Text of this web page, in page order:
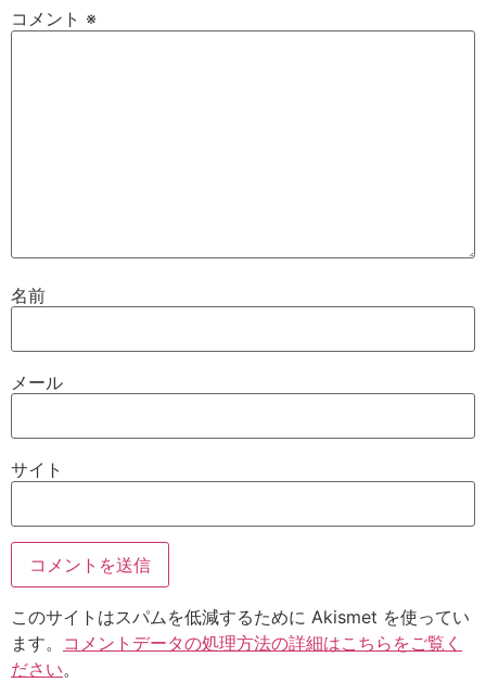
コメント ※
名前
メール
サイト
このサイトはスパムを低減するために Akismet を使ってい
ます。 コメントデータの処理方法の詳細はこちらをご覧く
ださい。